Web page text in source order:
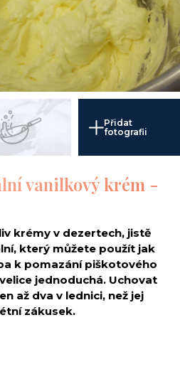
Přidat
fotografii
vanilkový krém -
krémy v dezertech, jistě
který můžete použít jak
k pomazání piškotového
jednoduchá. Uchovat
až dva v lednici, než jej
zákusek.